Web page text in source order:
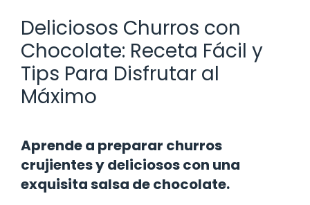
Deliciosos Churros con
Chocolate: Receta Fácil y
Tips Para Disfrutar al
Máximo
Aprende a preparar churros
crujientes y deliciosos con una
exquisita salsa de chocolate.